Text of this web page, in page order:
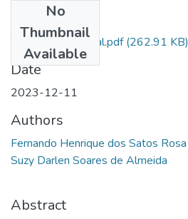
No
Thumbnail
Available
Tcc_Fernando_final.pdf(262.91 KB)
Date
2023-12-11
Authors
Fernando Henrique dos Satos Rosa
Suzy Darlen Soares de Almeida
Abstract